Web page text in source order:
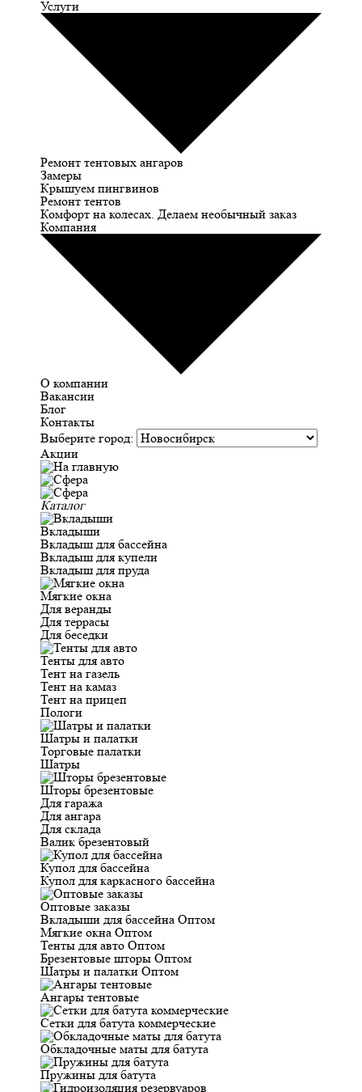
Услуги
Ремонт тентовых ангаров
Замеры
Крышуем пингвинов
Ремонт тентов
Комфорт на колесах. Делаем необычный заказ
Компания
О компании
Вакансии
Блог
Контакты
Выберите город:
Акции
Каталог
Вкладыши
Вкладыш для бассейна
Вкладыш для купели
Вкладыш для пруда
Мягкие окна
Для веранды
Для террасы
Для беседки
Тенты для авто
Тент на газель
Тент на камаз
Тент на прицеп
Пологи
Шатры и палатки
Торговые палатки
Шатры
Шторы брезентовые
Для гаража
Для ангара
Для склада
Валик брезентовый
Купол для бассейна
Купол для каркасного бассейна
Оптовые заказы
Вкладыши для бассейна Оптом
Мягкие окна Оптом
Тенты для авто Оптом
Брезентовые шторы Оптом
Шатры и палатки Оптом
Ангары тентовые
Сетки для батута коммерческие
Обкладочные маты для батута
Пружины для батута